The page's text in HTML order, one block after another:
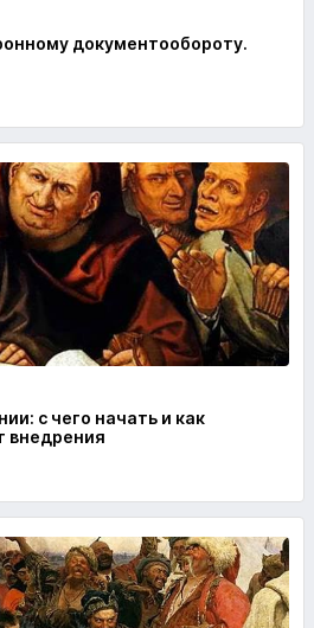
документообороту.
с чего начать и как
внедрения